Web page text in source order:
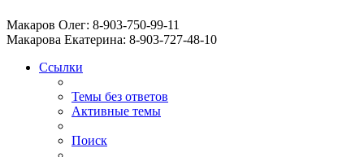
Макаров Олег: 8-903-750-99-11
Макарова Екатерина: 8-903-727-48-10
Ссылки
Темы без ответов
Активные темы
Поиск